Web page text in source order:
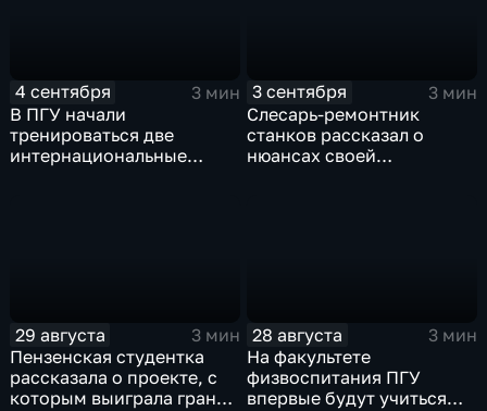
4 сентября
3 мин
В ПГУ начали
тренироваться две
интернациональные
3 сентября
3 мин
Слесарь-ремонтник
станков рассказал о
нюансах своей
29 августа
3 мин
Пензенская студентка
рассказала о проекте, с
которым выиграла грант
28 августа
3 мин
На факультете
физвоспитания ПГУ
впервые будут учиться